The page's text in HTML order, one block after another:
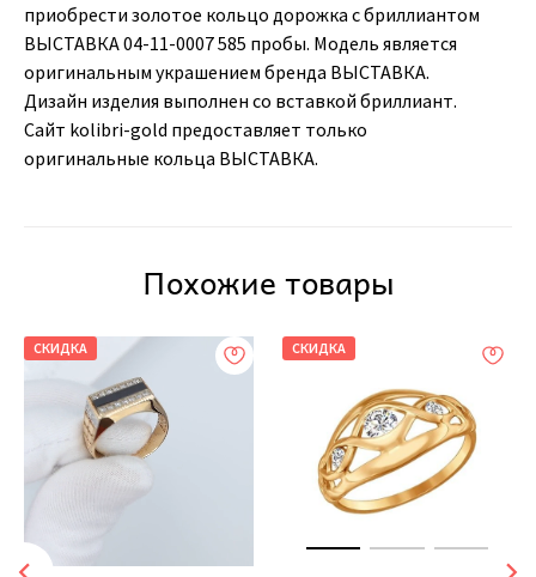
приобрести золотое кольцо дорожка с бриллиантом
ВЫСТАВКА 04-11-0007 585 пробы. Модель является
оригинальным украшением бренда ВЫСТАВКА.
Дизайн изделия выполнен со вставкой бриллиант.
Сайт kolibri-gold предоставляет только
оригинальные кольца ВЫСТАВКА.
Похожие товары
СКИДКА СКИДКА